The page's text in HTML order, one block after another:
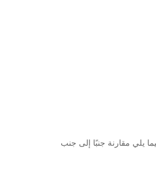
يلي مقارنة جنبًا إلى جنب